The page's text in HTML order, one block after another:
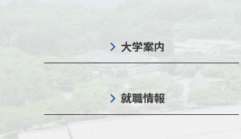
大学案内
就職情報